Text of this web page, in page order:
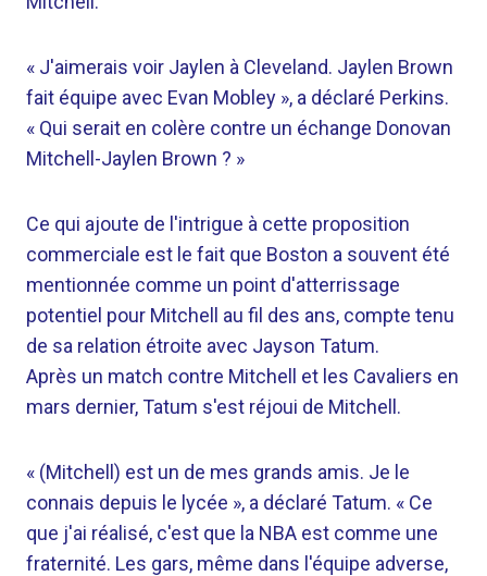
« J'aimerais voir Jaylen à Cleveland. Jaylen Brown
fait équipe avec Evan Mobley », a déclaré Perkins.
« Qui serait en colère contre un échange Donovan
Mitchell-Jaylen Brown ? »
Ce qui ajoute de l'intrigue à cette proposition
commerciale est le fait que Boston a souvent été
mentionnée comme un point d'atterrissage
potentiel pour Mitchell au fil des ans, compte tenu
de sa relation étroite avec Jayson Tatum.
Après un match contre Mitchell et les Cavaliers en
mars dernier, Tatum s'est réjoui de Mitchell.
« (Mitchell) est un de mes grands amis. Je le
connais depuis le lycée », a déclaré Tatum. « Ce
que j'ai réalisé, c'est que la NBA est comme une
fraternité. Les gars, même dans l'équipe adverse,